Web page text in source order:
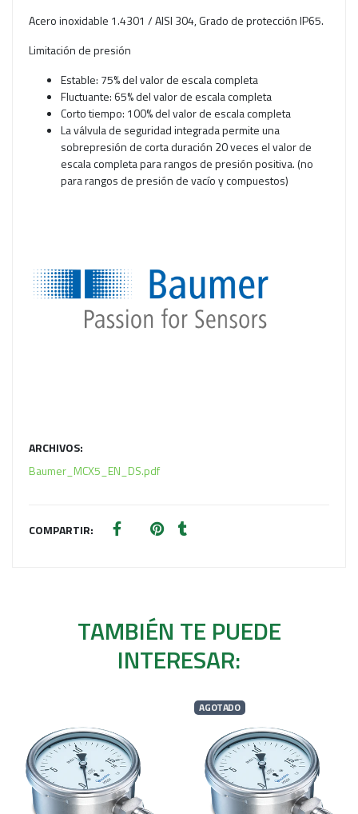
Acero inoxidable 1.4301 / AISI 304, Grado de protección IP65.
Limitación de presión
Estable: 75% del valor de escala completa
Fluctuante: 65% del valor de escala completa
Corto tiempo: 100% del valor de escala completa
La válvula de seguridad integrada permite una
sobrepresión de corta duración 20 veces el valor de
escala completa para rangos de presión positiva. (no
para rangos de presión de vacío y compuestos)
ARCHIVOS:
Baumer_MCX5_EN_DS.pdf
COMPARTIR:
TAMBIÉN TE PUEDE
INTERESAR:
AGOTADO